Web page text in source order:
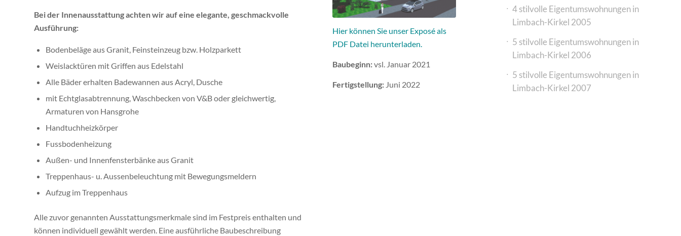
Bei der Innenausstattung achten wir auf eine elegante, geschmackvolle
Ausführung:
Bodenbeläge aus Granit, Feinsteinzeug bzw. Holzparkett
Weislacktüren mit Griffen aus Edelstahl
Alle Bäder erhalten Badewannen aus Acryl, Dusche
mit Echtglasabtrennung, Waschbecken von V&B oder gleichwertig,
Armaturen von Hansgrohe
Handtuchheizkörper
Fussbodenheizung
Außen- und Innenfensterbänke aus Granit
Treppenhaus- u. Aussenbeleuchtung mit Bewegungsmeldern
Aufzug im Treppenhaus
Alle zuvor genannten Ausstattungsmerkmale sind im Festpreis enthalten und
können individuell gewählt werden. Eine ausführliche Baubeschreibung
Hier können Sie unser Exposé als
PDF Datei herunterladen.
Baubeginn:vsl. Januar 2021
Fertigstellung:Juni 2022
4 stilvolle Eigentumswohnungen in
Limbach-Kirkel 2005
5 stilvolle Eigentumswohnungen in
Limbach-Kirkel 2006
5 stilvolle Eigentumswohnungen in
Limbach-Kirkel 2007